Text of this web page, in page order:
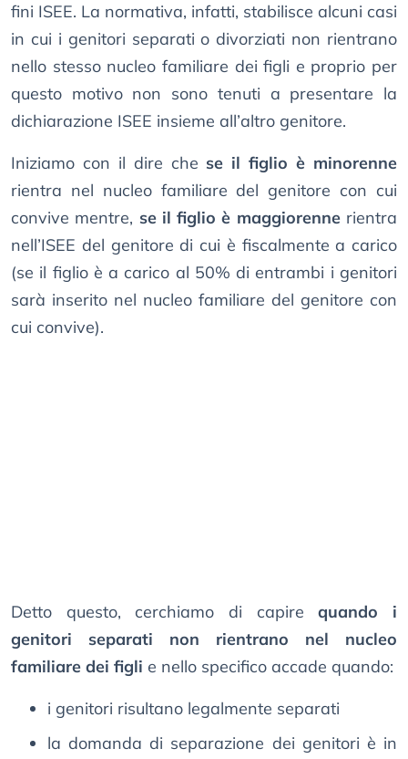
fini ISEE. La normativa, infatti, stabilisce alcuni casi
in cui i genitori separati o divorziati non rientrano
nello stesso nucleo familiare dei figli e proprio per
questo motivo non sono tenuti a presentare la
dichiarazione ISEE insieme all’altro genitore.
Iniziamo con il dire che se il figlio è minorenne
rientra nel nucleo familiare del genitore con cui
convive mentre, se il figlio è maggiorennerientra
nell’ISEE del genitore di cui è fiscalmente a carico
(se il figlio è a carico al 50% di entrambi i genitori
sarà inserito nel nucleo familiare del genitore con
cui convive).
Detto questo, cerchiamo di capirequando i
genitori separati non rientrano nel nucleo
familiare dei figli e nello specifico accade quando:
i genitori risultano legalmente separati
la domanda di separazione dei genitori è in